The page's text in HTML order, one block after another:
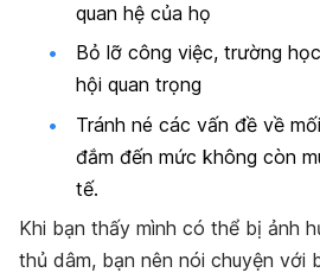
quan hệ của họ
Bỏ lỡ công việc, trường
hội quan trọng
Tránh né các vấn đề về
đắm đến mức không còn
tế.
Khi bạn thấy mình có thể bị ảnh
thủ dâm, bạn nên nói chuyện với